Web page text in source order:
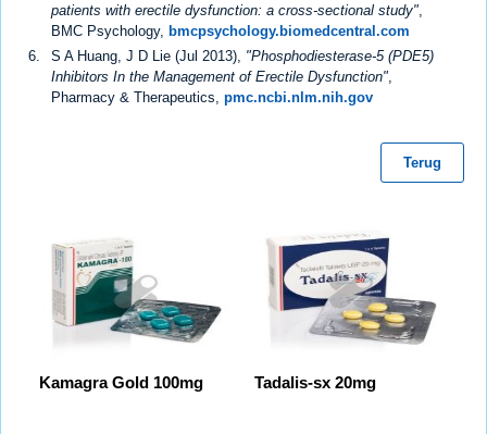
patients with erectile dysfunction: a cross-sectional study",
BMC Psychology, bmcpsychology.biomedcentral.com
S A Huang, J D Lie (Jul 2013), "Phosphodiesterase-5 (PDE5)
Inhibitors In the Management of Erectile Dysfunction",
Pharmacy & Therapeutics, pmc.ncbi.nlm.nih.gov
Terug
Kamagra Gold 100mg Tadalis-sx 20mg